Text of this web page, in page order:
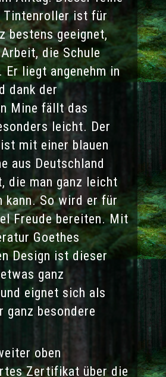
Tintenroller ist für
bestens geeignet,
die Schule
Er liegt angenehm in
dank der
Mine fällt das
leicht. Der
mit einer blauen
aus Deutschland
die man ganz leicht
kann. So wird er für
Freude bereiten. Mit
Goethes
Design ist dieser
ganz
eignet sich als
ganz besondere
oben
Zertifikat über die